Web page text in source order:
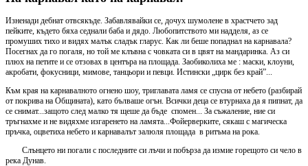
Изненади дебнат отвсякъде. Забавлявайки се, дочух шумолене в храстчето зад
пейките, където бяха седнали баба и дядо. Любопитството ми надделя, аз се
промуших тихо и видях малък сладък гларус. Как ли беше попаднал на карнавала?
Посегнах да го погаля, но той ме клъвна с човката си в цвят на мандаринка. Аз си
плюх на петите и се отзовах в центъра на площада. Заобиколиха ме : маски, клоуни,
акробати, фокусници, мимове, танцьори и певци. Истински „цирк без край”...
Към края на карнавалното огнено шоу, триглавата ламя се спусна от небето (разбирай
от покрива на Общината), като бълваше огън. Всички деца се втурнаха да я пипнат, да
се снимат...защото след малко тя щеше да бъде спомен... За съжаление, ние си
тръгнахме и не видяхме изгаренето на ламята...Фойерверките, сякаш с магическа
пръчка, оцветиха небето и карнавалът залюля площада в ритъма на рока.
Слънцето ни погали с последните си лъчи и побърза да измие горещото си чело в
река Дунав.